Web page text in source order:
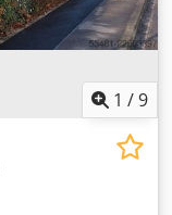
1 /9